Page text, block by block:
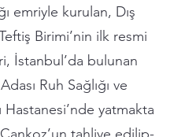
emriyle kurulan, Dış
Birimi’nin ilk resmi
İstanbul’da bulunan
Ruh Sağlığı ve
Hastanesi’nde yatmakta